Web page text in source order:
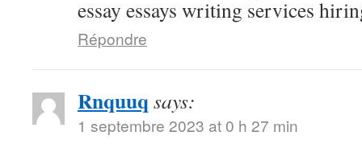
essay essays writing services
Répondre
Rnquuq says:
1 septembre 2023 at 0 h 27 min